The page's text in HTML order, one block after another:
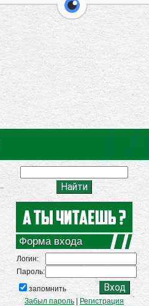
перейти на
Форма входа
Логин:
Пароль:
запомнить
Забыл пароль
Регистрация